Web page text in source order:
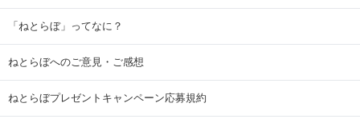
「ねとらぼ」ってなに？
ねとらぼへのご意見・ご感想
ねとらぼプレゼントキャンペーン応募規約